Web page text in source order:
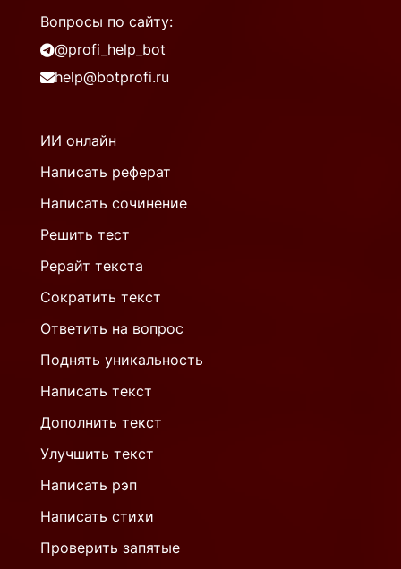
Вопросы по сайту:
@profi_help_bot
help@botprofi.ru
ИИ онлайн
Написать реферат
Написать сочинение
Решить тест
Рерайт текста
Сократить текст
Ответить на вопрос
Поднять уникальность
Написать текст
Дополнить текст
Улучшить текст
Написать рэп
Написать стихи
Проверить запятые